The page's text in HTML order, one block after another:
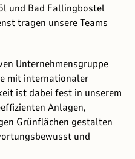
und Bad Fallingbostel
tragen unsere Teams
Unternehmensgruppe
mit internationaler
ist dabei fest in unserem
Anlagen,
Grünflächen gestalten
und